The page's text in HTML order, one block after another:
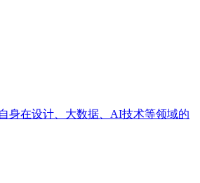
身在设计、大数据、AI技术等领域的